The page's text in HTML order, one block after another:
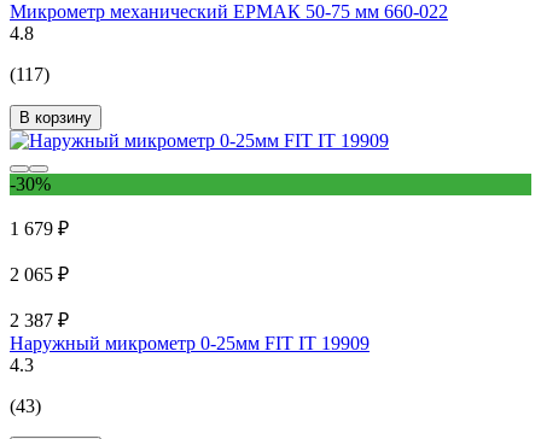
Микрометр механический ЕРМАК 50-75 мм 660-022
4.8
(117)
В корзину
-30%
1 679 ₽
2 065 ₽
2 387 ₽
Наружный микрометр 0-25мм FIT IT 19909
4.3
(43)